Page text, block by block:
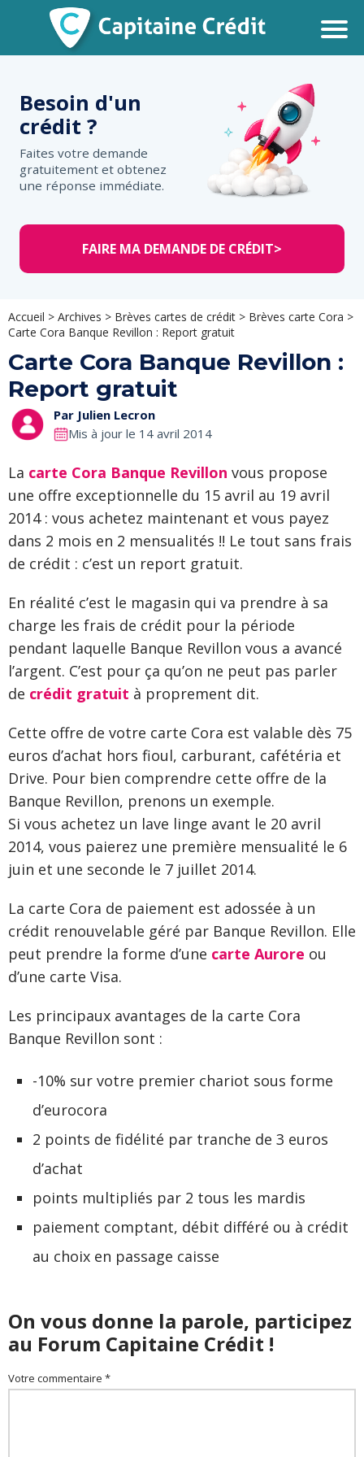
Besoin d'un
crédit ?
Faites votre demande
gratuitement et obtenez
une réponse immédiate.
FAIRE MA DEMANDE DE CRÉDIT>
Accueil > Archives > Brèves cartes de crédit > Brèves carte Cora >
Carte Cora Banque Revillon : Report gratuit
Carte Cora Banque Revillon :
Report gratuit
Par Julien Lecron
Mis à jour le 14 avril 2014
La carte Cora Banque Revillon vous propose
une offre exceptionnelle du 15 avril au 19 avril
2014 : vous achetez maintenant et vous payez
dans 2 mois en 2 mensualités !! Le tout sans frais
de crédit : c’est un report gratuit.
En réalité c’est le magasin qui va prendre à sa
charge les frais de crédit pour la période
pendant laquelle Banque Revillon vous a avancé
l’argent. C’est pour ça qu’on ne peut pas parler
de crédit gratuit à proprement dit.
Cette offre de votre carte Cora est valable dès 75
euros d’achat hors fioul, carburant, cafétéria et
Drive. Pour bien comprendre cette offre de la
Banque Revillon, prenons un exemple.
Si vous achetez un lave linge avant le 20 avril
2014, vous paierez une première mensualité le 6
juin et une seconde le 7 juillet 2014.
La carte Cora de paiement est adossée à un
crédit renouvelable géré par Banque Revillon. Elle
peut prendre la forme d’une carte Aurore ou
d’une carte Visa.
Les principaux avantages de la carte Cora
Banque Revillon sont :
-10% sur votre premier chariot sous forme
d’eurocora
2 points de fidélité par tranche de 3 euros
d’achat
points multipliés par 2 tous les mardis
paiement comptant, débit différé ou à crédit
au choix en passage caisse
On vous donne la parole, participez
au Forum Capitaine Crédit !
Votre commentaire *